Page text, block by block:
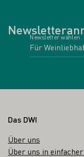
Newsletter wählen
Fußbereich
Das DWI
Über uns
Über uns in